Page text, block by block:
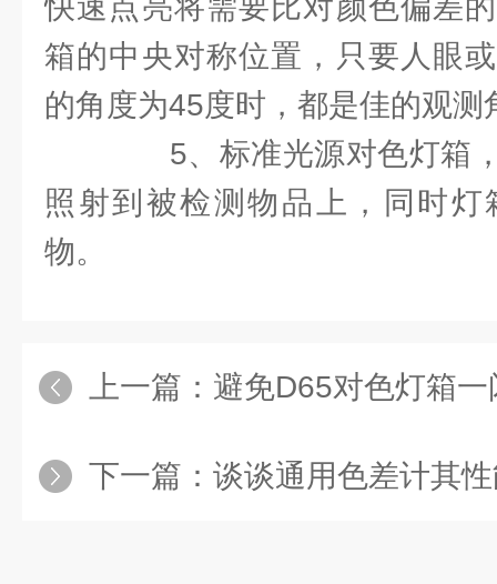
快速点亮将需要比对颜色偏差
箱的中央对称位置，只要人眼
的角度为45度时，都是佳的观测
5、标准光源对色灯箱，
照射到被检测物品上，同时
物。
上一篇： 避免D65对色灯箱一闪一闪
下一篇： 谈谈通用色差计其